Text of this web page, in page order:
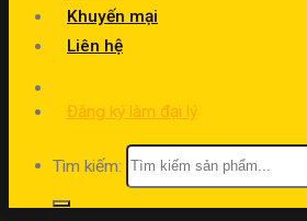
Khuyến mại
Liên hệ
Đăng ký làm đại lý
Tìm kiếm: